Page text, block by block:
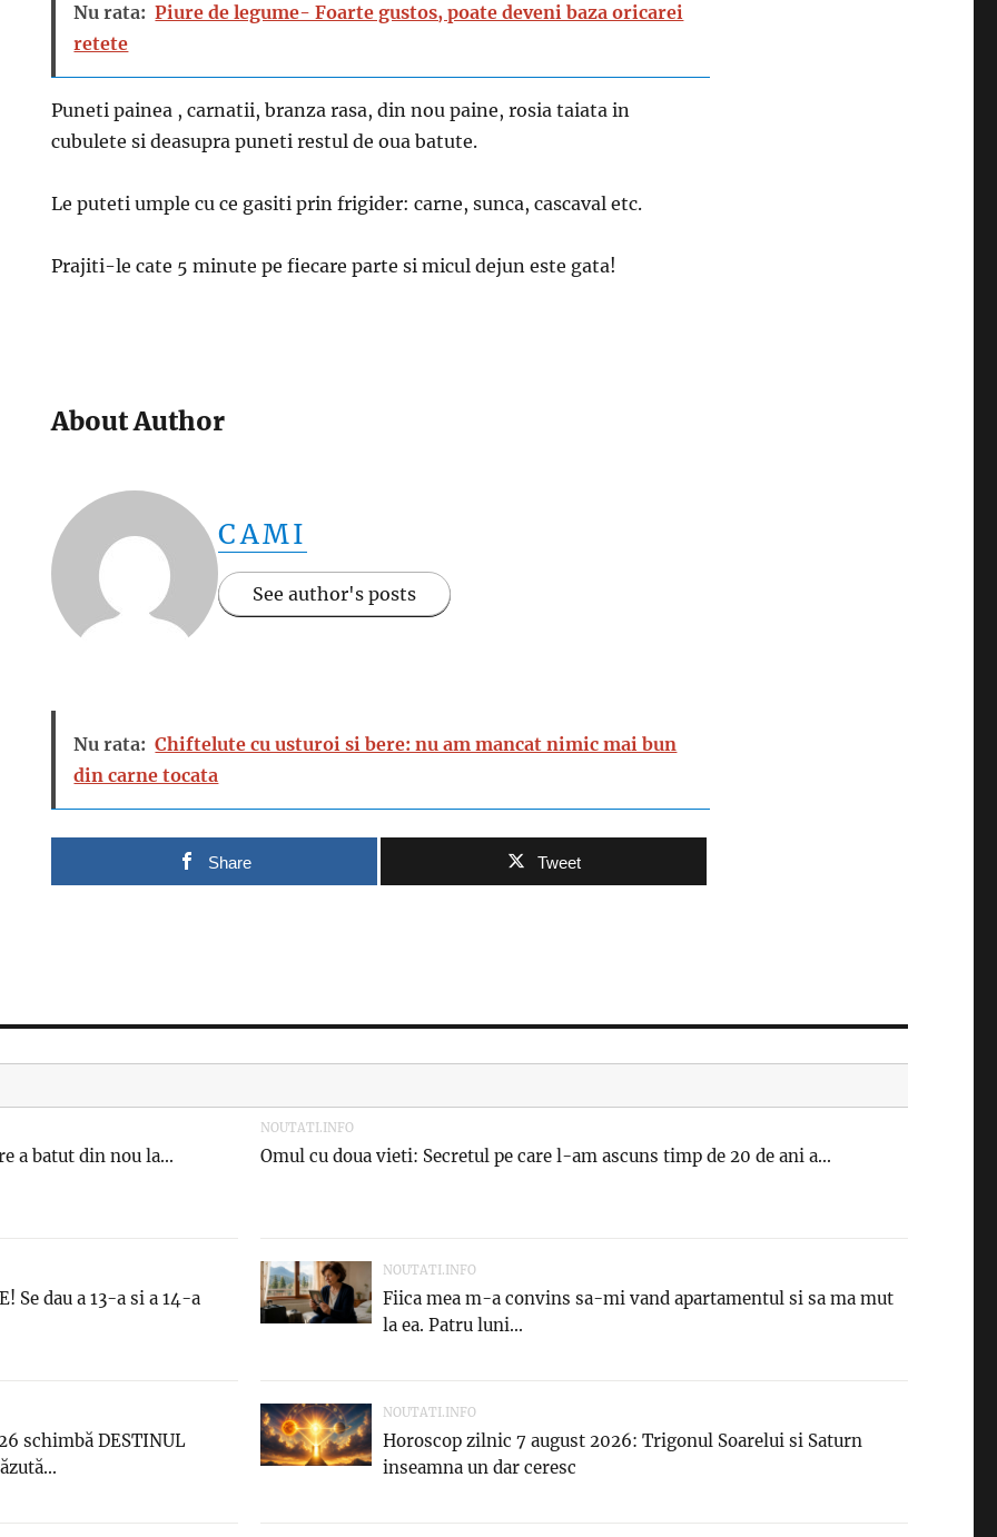
Nu rata: Piure de legume- Foarte gustos, poate deveni baza oricarei
retete
Puneti painea , carnatii, branza rasa, din nou paine, rosia taiata in
cubulete si deasupra puneti restul de oua batute.
Le puteti umple cu ce gasiti prin frigider: carne, sunca, cascaval etc.
Prajiti-le cate 5 minute pe fiecare parte si micul dejun este gata!
About Author
CAMI
See author's posts
Nu rata: Chiftelute cu usturoi si bere: nu am mancat nimic mai bun
din carne tocata
Share Tweet
a batut din nou la...
NOUTATI.INFO
Omul cu doua vieti: Secretul pe care l-am ascuns timp de 20 de ani a...
Se dau a 13-a si a 14-a
NOUTATI.INFO
Fiica mea m-a convins sa-mi vand apartamentul si sa ma mut
la ea. Patru luni...
schimbă DESTINUL
NOUTATI.INFO
Horoscop zilnic 7 august 2026: Trigonul Soarelui si Saturn
inseamna un dar ceresc